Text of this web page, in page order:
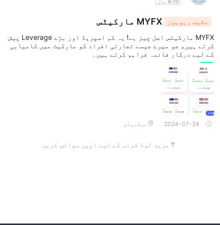
6-10 سال
مثبت ریویوز
MYFX مارکیٹس اصل چیز ہے! یہ کم اسپریڈ اور بڑے Leverage پیش
کرتے ہیں، جو میرے جیسے تجارتی افراد کو مارکیٹ میں کامیابی
کے لیے درکار فائدہ فراہم کرتے ہیں۔
2024-07-24 میکسیکو
مزید لوڈ کرنے کے لیے اوپر سوائپ کریں